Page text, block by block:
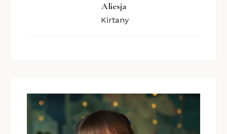
Aliesja
Kirtany